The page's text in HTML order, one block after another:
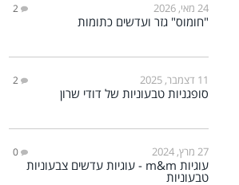
24 מאי, 2026 2
"חומוס" גזר ועדשים כתומות
11 דצמבר, 2025 2
סופגניות טבעוניות של דודי שרון
27 מרץ, 2024 0
עוגיות m&m - עוגיות עדשים צבעוניות
טבעוניות